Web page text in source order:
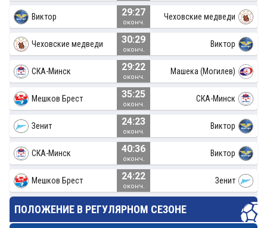
Виктор 29:27
оконч.
Чеховские медведи
Чеховские медведи 30:29
оконч.
Виктор
СКА-Минск 29:22
оконч.
Машека (Могилев)
Мешков Брест 35:25
оконч.
СКА-Минск
Зенит 24:23
оконч.
Виктор
СКА-Минск 40:36
оконч.
Виктор
Мешков Брест 24:22
оконч.
Зенит
ПОЛОЖЕНИЕ В РЕГУЛЯРНОМ СЕЗОНЕ